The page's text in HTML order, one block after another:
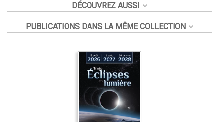
DÉCOUVREZ AUSSI
PUBLICATIONS DANS LA MÊME COLLECTION